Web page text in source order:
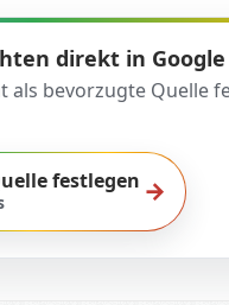
direkt in
als bevorzugte Quelle
festlegen →